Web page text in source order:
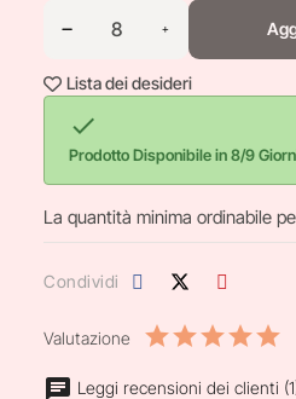
Lista dei desideri

Prodotto Disponibile in 8/9
La quantità minima ordinabile
Condividi
Valutazione
Leggi recensioni dei clienti